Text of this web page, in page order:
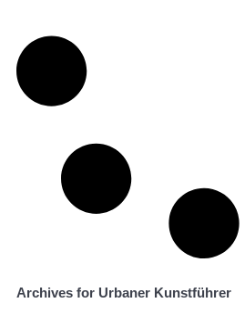
Archives for Urbaner Kunstführer